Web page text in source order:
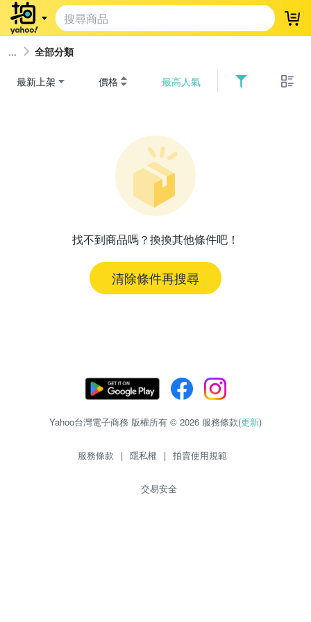
登
全部分類
最新上架 價格 最高人氣
找不到商品嗎？換換其他條件吧！
清除條件再搜尋
Yahoo台灣電子商務 版權所有 © 2026 服務條款(更新)
服務條款 | 隱私權 | 拍賣使用規範
交易安全